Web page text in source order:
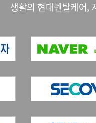
생활의 현대렌탈케어,